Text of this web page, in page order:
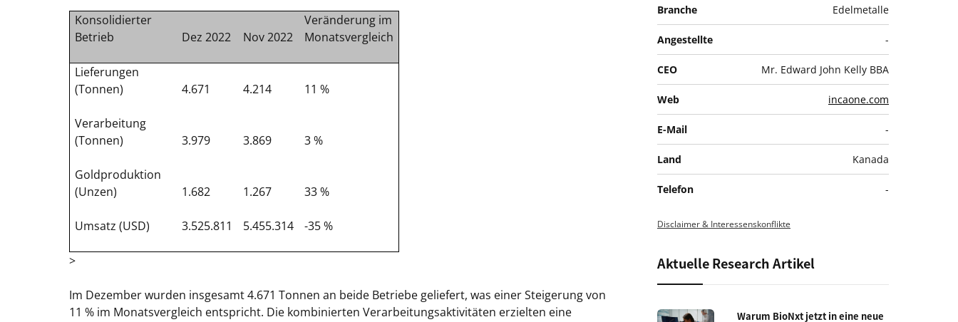
Konsolidierter
Betrieb
Dez 2022 Nov 2022
Veränderung im
Monatsvergleich
Lieferungen
(Tonnen)
4.671 4.214 11 %
Verarbeitung
(Tonnen)
3.979 3.869 3 %
Goldproduktion
(Unzen)
1.682 1.267 33 %
Umsatz (USD) 3.525.811 5.455.314 -35 %
>
Im Dezember wurden insgesamt 4.671 Tonnen an beide Betriebe geliefert, was einer Steigerung von
11 % im Monatsvergleich entspricht. Die kombinierten Verarbeitungsaktivitäten erzielten eine
Branche Edelmetalle
Angestellte -
CEO Mr. Edward John Kelly BBA
Web incaone.com
E-Mail -
Land Kanada
Telefon -
Disclaimer & Interessenskonflikte
Aktuelle Research Artikel
Warum BioNxt jetzt in eine neue